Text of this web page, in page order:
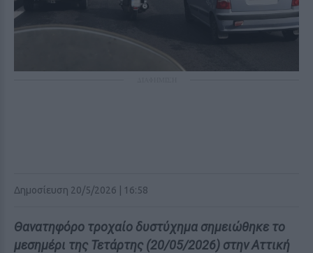
Δημοσίευση 20/5/2026 | 16:58
Θανατηφόρο τροχαίο δυστύχημα σημειώθηκε το
μεσημέρι της Τετάρτης (20/05/2026) στην Αττική